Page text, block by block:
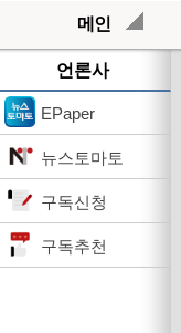
메인
언론사
EPaper
뉴스토마토
구독신청
구독추천